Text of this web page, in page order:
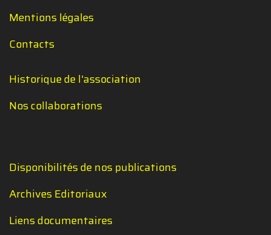
Mentions légales
Contacts
Historique de l'association
Nos collaborations
Disponibilités de nos publications
Archives Editoriaux
Liens documentaires